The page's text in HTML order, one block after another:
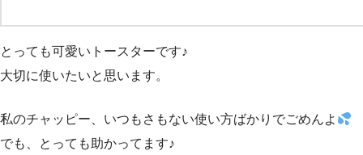
とっても可愛いトースターです♪
大切に使いたいと思います。
私のチャッピー、いつもさもない使い方ばかりでごめんよ
でも、とっても助かってます♪